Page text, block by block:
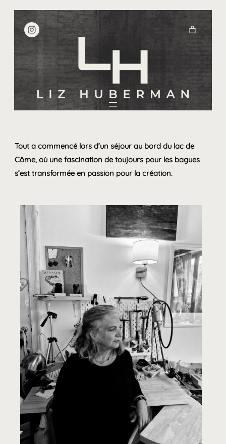
https://www.instagram.com/
Tout a commencé lors d’un séjour au bord du lac de
Côme, où une fascination de toujours pour les bagues
s’est transformée en passion pour la création.